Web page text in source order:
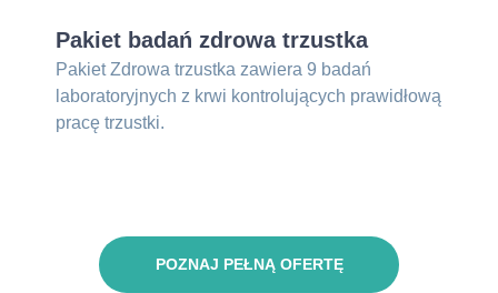
Pakiet badań zdrowa trzustka
Pakiet Zdrowa trzustka zawiera 9 badań
laboratoryjnych z krwi kontrolujących prawidłową
pracę trzustki.
POZNAJ PEŁNĄ OFERTĘ